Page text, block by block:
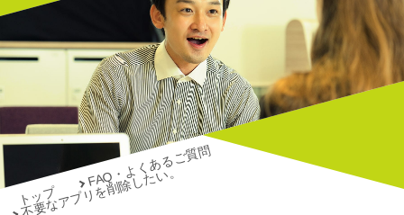
トップ
FAQ・よくあるご質問
不要なアプリを削除したい。